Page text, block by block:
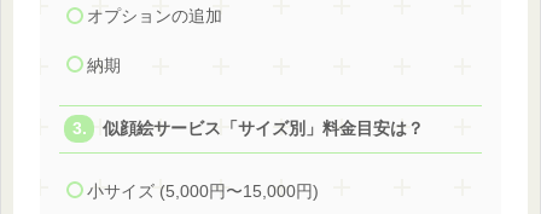
オプションの追加
納期
似顔絵サービス「サイズ別」料金目安は？
小サイズ (5,000円〜15,000円)